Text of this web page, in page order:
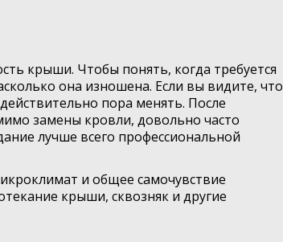
крыши. Чтобы понять, когда требуется
она изношена. Если вы видите, что
пора менять. После
замены кровли, довольно часто
лучше всего профессиональной
и общее самочувствие
крыши, сквозняк и другие